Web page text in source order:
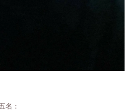
名：